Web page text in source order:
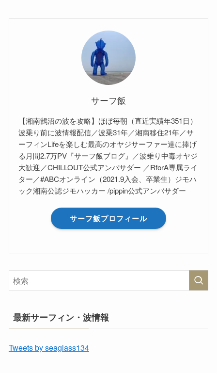
サーフ飯
【湘南鵠沼の波を攻略】ほぼ毎朝（直近実績年351日）
波乗り前に波情報配信／波乗31年／湘南移住21年／サ
ーフィンLifeを楽しむ最高のオヤジサーファー達に捧げ
る月間2.7万PV『サーフ飯ブログ』／波乗り中毒オヤジ
大歓迎／CHILLOUT公式アンバサダー ／RforA専属ライ
ター／#ABCオンライン（2021.9入会、卒業生）ジモハ
ック湘南公認ジモハッカー /pippin公式アンバサダー
サーフ飯プロフィール
最新サーフィン・波情報
Tweets by seaglass134